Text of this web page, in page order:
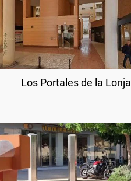
Los Portales de la Lonja